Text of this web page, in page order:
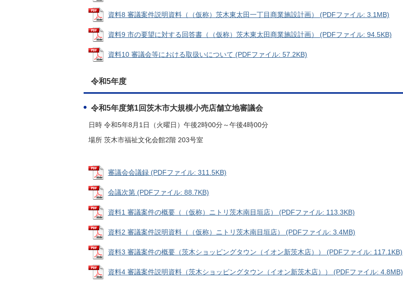
資料8 審議案件説明資料（（仮称）茨木東太田一丁目商業施設計画） (PDFファイル: 3.1MB)
資料9 市の要望に対する回答書（（仮称）茨木東太田商業施設計画） (PDFファイル: 94.5KB)
資料10 審議会等における取扱いについて (PDFファイル: 57.2KB)
令和5年度
令和5年度第1回茨木市大規模小売店舗立地審議会
日時 令和5年8月1日（火曜日）午後2時00分～午後4時00分
場所 茨木市福祉文化会館2階 203号室
審議会会議録 (PDFファイル: 311.5KB)
会議次第 (PDFファイル: 88.7KB)
資料1 審議案件の概要（（仮称）ニトリ茨木南目垣店） (PDFファイル: 113.3KB)
資料2 審議案件説明資料（（仮称）ニトリ茨木南目垣店） (PDFファイル: 3.4MB)
資料3 審議案件の概要（茨木ショッピングタウン（イオン新茨木店）） (PDFファイル: 117.1KB)
資料4 審議案件説明資料（茨木ショッピングタウン（イオン新茨木店）） (PDFファイル: 4.8MB)